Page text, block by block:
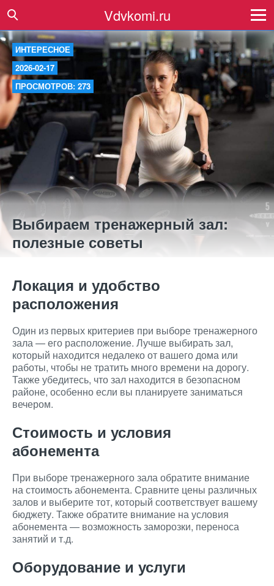
Vdvkomi.ru
ИНТЕРЕСНОЕ
2026-02-17
ПРОСМОТРОВ: 273
Выбираем тренажерный зал:
полезные советы
Локация и удобство
расположения
Один из первых критериев при выборе тренажерного
зала — его расположение. Лучше выбирать зал,
который находится недалеко от вашего дома или
работы, чтобы не тратить много времени на дорогу.
Также убедитесь, что зал находится в безопасном
районе, особенно если вы планируете заниматься
вечером.
Стоимость и условия
абонемента
При выборе тренажерного зала обратите внимание
на стоимость абонемента. Сравните цены различных
залов и выберите тот, который соответствует вашему
бюджету. Также обратите внимание на условия
абонемента — возможность заморозки, переноса
занятий и т.д.
Оборудование и услуги